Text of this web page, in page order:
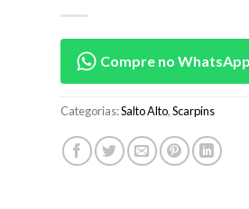
Compre no WhatsApp
Categorias:Salto Alto,Scarpins